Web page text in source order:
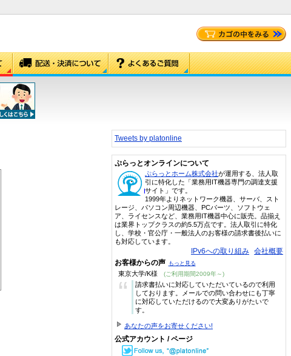
Tweets by platonline
ぷらっとオンラインについて
ぷらっとホーム株式会社が運用する、法人取
引に特化した「業務用IT機器専門の調達支援
サイト」です。
1999年よりネットワーク機器、サーバ、スト
レージ、パソコン周辺機器、PCパーツ、ソフトウェ
ア、ライセンスなど、業務用IT機器中心に販売。品揃え
は業界トップクラスの約5.5万点です。法人取引に特化
し、学校・官公庁・一般法人のお客様の請求書後払いに
も対応しています。
IPv6への取り組み 会社概要
お客様からの声 もっと見る
東京大学/K様 (ご利用期間2009年～)
“
請求書払いに対応していただいているので利用
しております。メールでの問い合わせにも丁寧
に対応していただけるので大変ありがたいで
す。
あなたの声をお寄せください!
公式アカウント / ページ